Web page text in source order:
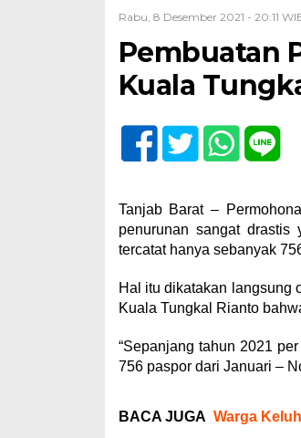
Rabu, 8 Desember 2021 - 20:11
Pembuatan
Kuala
Tanjab Barat –
penurunan sangat
tercatat hanya sebanyak
Hal itu dikatakan langsung
Kuala Tungkal Rianto
“Sepanjang tahun 2021
756 paspor dari Januari –
BACA JUGA Warga